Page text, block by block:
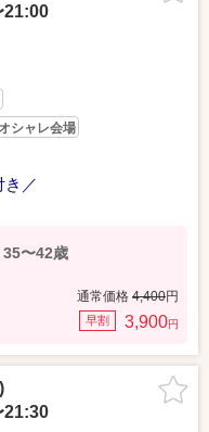
21:00
シャレ会場
き／
35〜42歳
通常価格 4,400円
早割 3,900円
21:30